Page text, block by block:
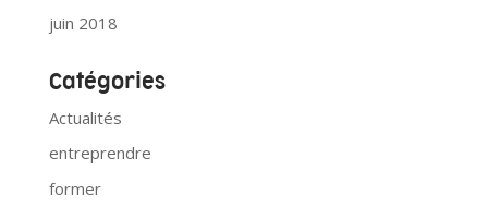
juin 2018
Catégories
Actualités
entreprendre
former